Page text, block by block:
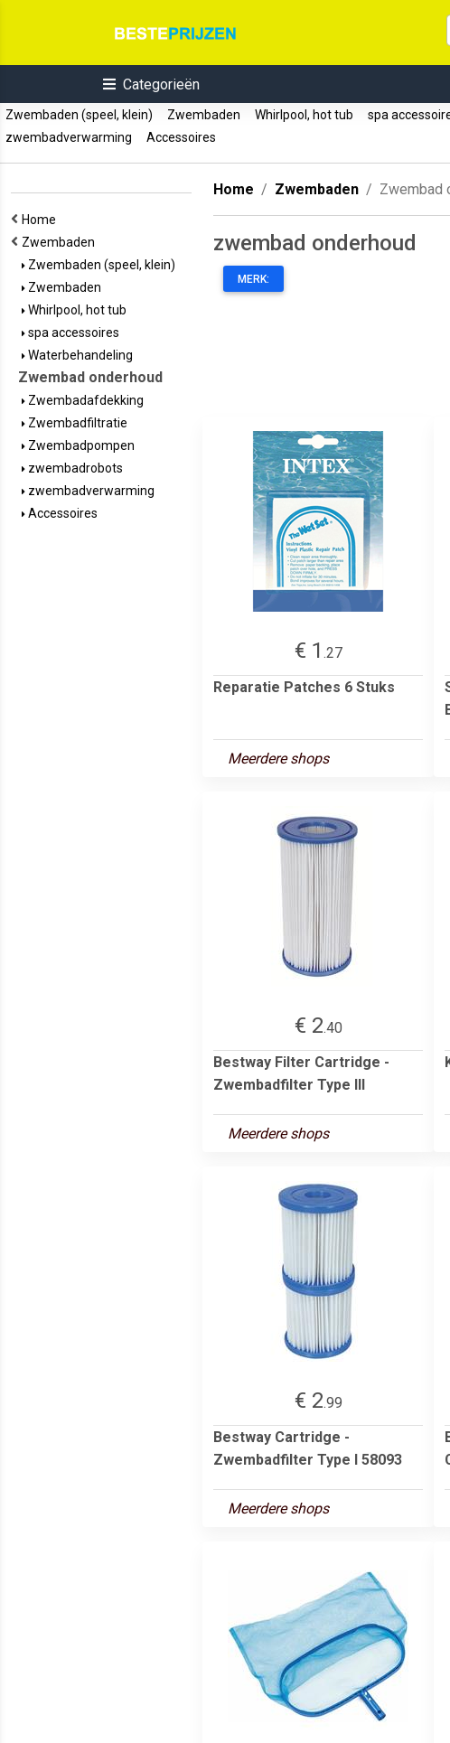
Categorieën
Zwembaden (speel, klein) Zwembaden Whirlpool, hot tub spa
zwembadverwarming
Accessoires
Home
Zwembaden
Zwembaden (speel, klein)
Zwembaden
Whirlpool, hot tub
spa accessoires
Waterbehandeling
Zwembad onderhoud
Zwembadafdekking
Zwembadfiltratie
Zwembadpompen
zwembadrobots
zwembadverwarming
Accessoires
Home Zwembaden Zwembad
zwembad onderhoud
MERK:
€ 1 .27
Reparatie Patches 6 Stuks
Meerdere shops
€ 2.40
Bestway Filter Cartridge -
Zwembadfilter Type III
Meerdere shops
€ 2.99
Bestway Cartridge -
Zwembadfilter Type I 58093
Meerdere shops